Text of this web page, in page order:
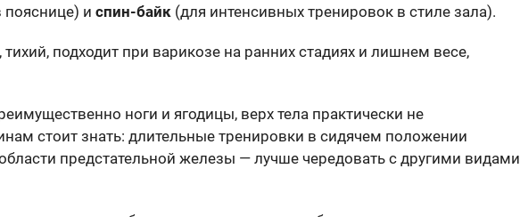
пояснице) и спин-байк (для интенсивных тренировок в стиле зала).
подходит при варикозе на ранних стадиях и лишнем весе,
ноги и ягодицы, верх тела практически не
стоит знать: длительные тренировки в сидячем положении
предстательной железы — лучше чередовать с другими видами